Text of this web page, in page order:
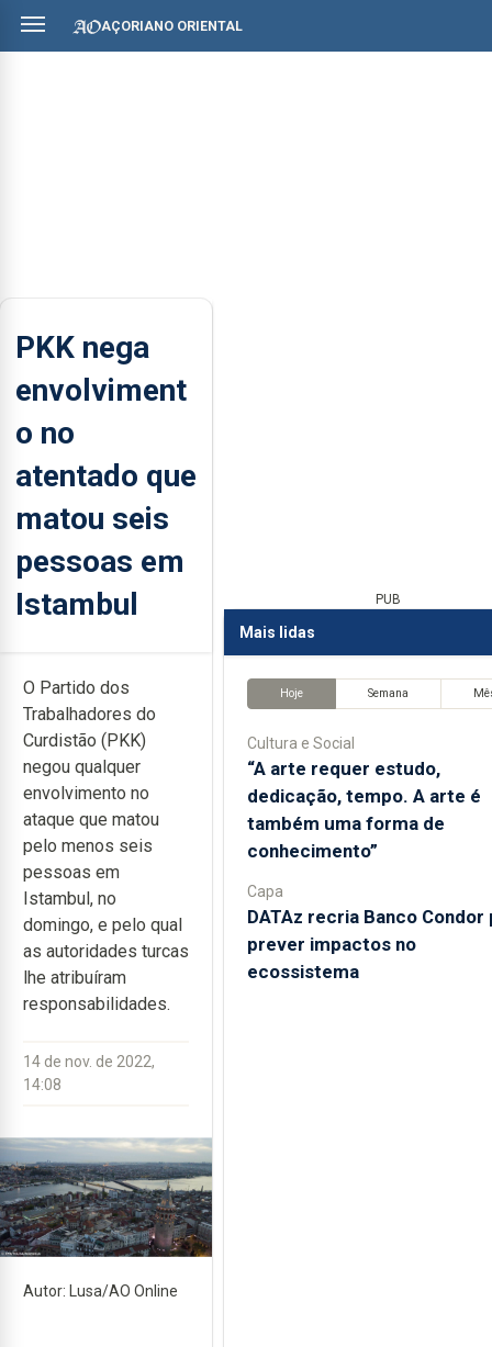
AÇORIANO ORIENTAL
PKK nega
envolviment
o no
atentado que
matou seis
pessoas em
Istambul
O Partido dos
Trabalhadores do
Curdistão (PKK)
negou qualquer
envolvimento no
ataque que matou
pelo menos seis
pessoas em
Istambul, no
domingo, e pelo qual
as autoridades turcas
lhe atribuíram
responsabilidades.
14 de nov. de 2022,
14:08
Autor: Lusa/AO Online
PUB
Mais lidas
Hoje Semana
Cultura e Social
“A arte requer estudo,
dedicação, tempo. A arte é
também uma forma de
conhecimento”
Capa
DATAz recria Banco Condor
prever impactos no
ecossistema